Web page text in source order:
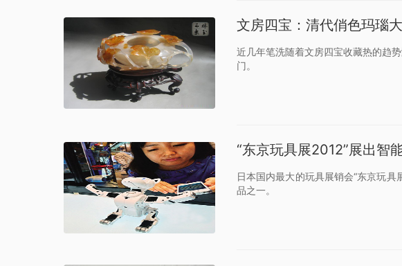
文房四宝：清代俏色玛瑙
近几年笔洗随着文房四宝收藏热的趋
门。
“东京玩具展2012”展出智
日本国内最大的玩具展销会“东京玩
品之一。